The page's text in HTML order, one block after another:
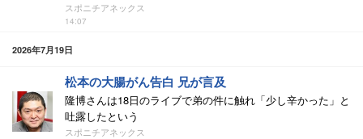
スポニチアネックス
14:07
2026年7月19日
松本の大腸がん告白 兄が言及
隆博さんは18日のライブで弟の件に触れ「少し辛かった」と
吐露したという
スポニチアネックス